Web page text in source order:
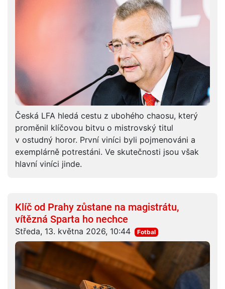
Česká LFA hledá cestu z ubohého chaosu, který
proměnil klíčovou bitvu o mistrovský titul
v ostudný horor. První viníci byli pojmenováni a
exemplárně potrestáni. Ve skutečnosti jsou však
hlavní viníci jinde.
Klíč od Prahy zůstane na magistrátu,
vítězná Sparta ho nechce
Středa, 13. května 2026, 10:44 Fotbal